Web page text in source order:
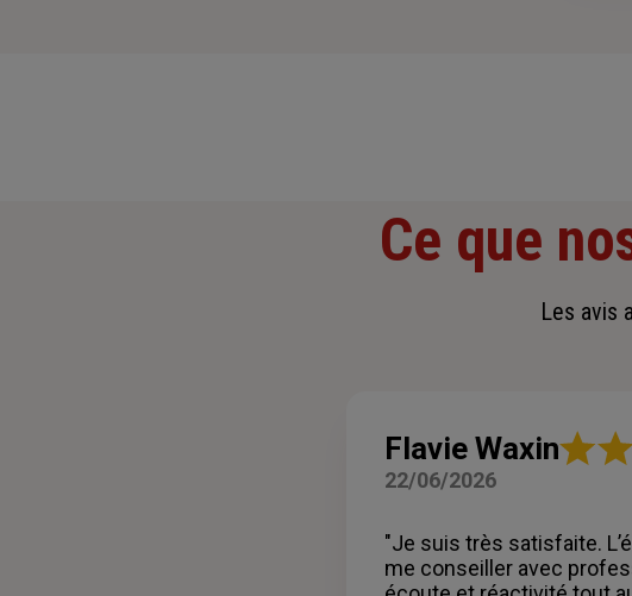
Ce que
Les avis
Flavie WaxinNote
5
étoiles
22/06/2026
"Je suis très satisfaite.
me conseiller avec